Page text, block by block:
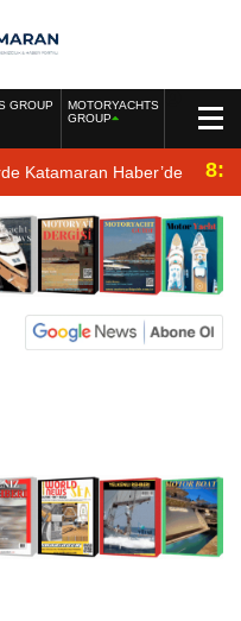
GROUP
MOTORYACHTS
GROUP
Katamaran Haber’de